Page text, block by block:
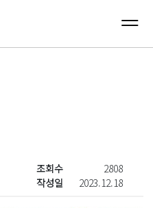
조회수
2808
작성일
2023.12.18